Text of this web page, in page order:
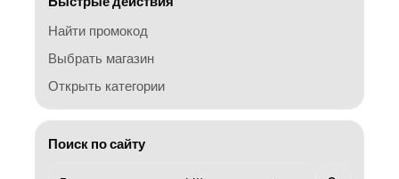
Найти промокод
Выбрать магазин
Открыть категории
Поиск по сайту